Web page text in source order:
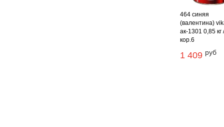
464 синяя
(валентина)
ак-1301 0,85 кг
кор.6
1 409 руб